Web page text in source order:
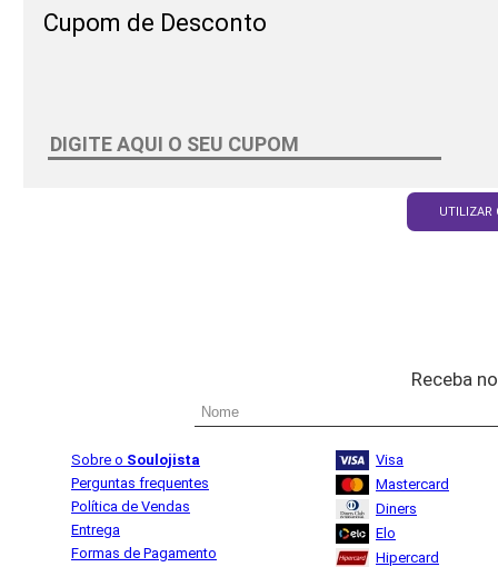
Cupom de Desconto
UTILIZAR
Receba
Sobre o Soulojista
Perguntas frequentes
Política de Vendas
Entrega
Formas de Pagamento
Visa
Mastercard
Diners
Elo
Hipercard